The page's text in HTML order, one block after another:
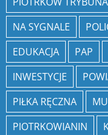
NA SYGNALE
EDUKACJA
PAP
INWESTYCJE
PIŁKA RĘCZNA
PIOTRKOWIANIN